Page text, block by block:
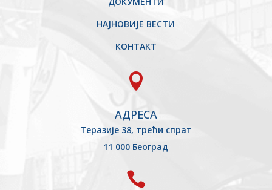
НАЈНОВИЈЕ ВЕСТИ
КОНТАКТ

АДРЕСА
Теразије 38, трећи спрат
11 000 Београд
